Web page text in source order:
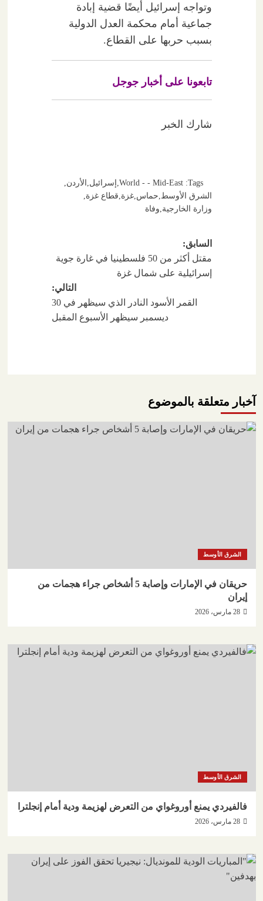
وتواجه إسرائيل أيضًا قضية إبادة
جماعية أمام محكمة العدل الدولية
بسبب حربها على القطاع.
تابعونا على أخبار جوجل
شارك الخبر
Tags:
World - - Mid-East إسرائيل الأردن
الشرق الأوسط حماس ,غزة قطاع غزة
وزارة الخارجية وفاة
تصفّح
المقالات
السابق:
مقتل أكثر من 50 فلسطينيا في غارة جوية
إسرائيلية على شمال غزة
التالي:
القمر الأسود النادر الذي سيظهر في 30
ديسمبر سيظهر الأسبوع المقبل
آخبار متعلقة بالموضوع
الشرق الأوسط
حريقان في الإمارات وإصابة 5 أشخاص جراء هجمات من
إيران
28 مارس، 2026
الشرق الأوسط
فالفيردي يمنع أوروغواي من التعرض لهزيمة ودية أمام إنجلترا
28 مارس، 2026